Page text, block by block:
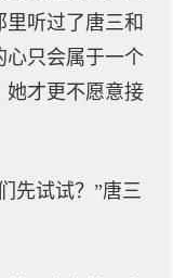
听过了唐三和
心只会属于一个
她才更不愿意接
先试试？”唐三